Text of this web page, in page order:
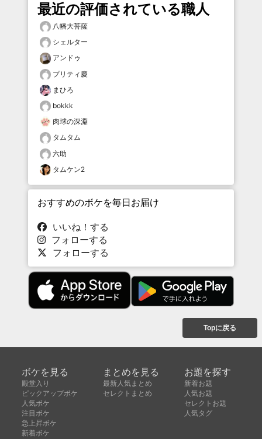
最近の評価されている職人
八幡大菩薩
シェルター
アンドゥ
プリティ慶
まひろ
bokkk
肉球の深淵
タムタム
六助
タムケン2
おすすめのボケを毎日お届け
いいね！する
フォローする
フォローする
Topに戻る
ボケを見る
殿堂入り
ピックアップボケ
人気ボケ
注目ボケ
急上昇ボケ
新着ボケ
まとめを見る
最新人気まとめ
セレクトまとめ
お題を探す
新着お題
人気お題
セレクトお題
人気タグ